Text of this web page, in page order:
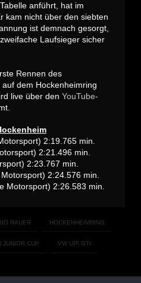
anführt, hat im
kam nicht über den siebten
ist demnach gesorgt,
Laufsieger sicher
Rennen des
dem Hockenheimring
live über den YouTube-
2:19.765 min.
2:21.496 min.
) 2:23.767 min.
2:24.576 min.
Motorsport) 2:26.583 min.
RAUER HOCKENHEIMRING
JUNIOR CUP VW UP! GTI